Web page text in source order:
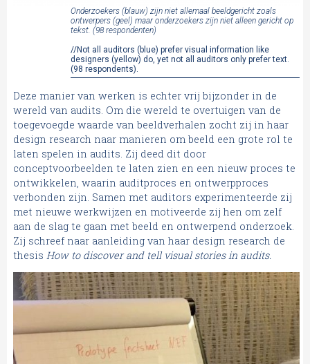
Onderzoekers (blauw) zijn niet allemaal beeldgericht zoals
ontwerpers (geel) maar onderzoekers zijn niet alleen gericht op
tekst. (98 respondenten)
//Not all auditors (blue) prefer visual information like
designers (yellow) do, yet not all auditors only prefer text.
(98 respondents).
Deze manier van werken is echter vrij bijzonder in de
wereld van audits. Om die wereld te overtuigen van de
toegevoegde waarde van beeldverhalen zocht zij in haar
design research naar manieren om beeld een grote rol te
laten spelen in audits. Zij deed dit door
conceptvoorbeelden te laten zien en een nieuw proces te
ontwikkelen, waarin auditproces en ontwerpproces
verbonden zijn. Samen met auditors experimenteerde zij
met nieuwe werkwijzen en motiveerde zij hen om zelf
aan de slag te gaan met beeld en ontwerpend onderzoek.
Zij schreef naar aanleiding van haar design research de
thesis How to discover and tell visual stories in audits.